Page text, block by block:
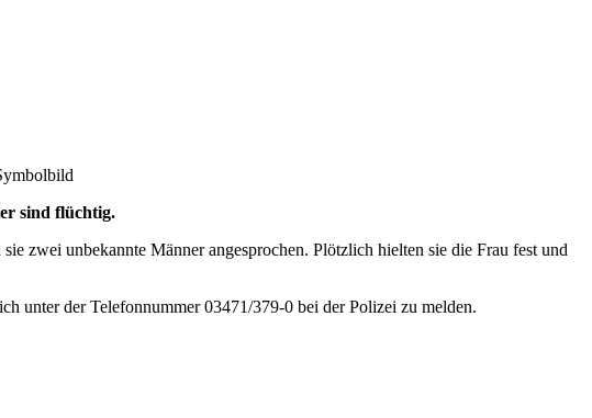
sind flüchtig.
zwei unbekannte Männer angesprochen. Plötzlich hielten sie die Frau fest und
unter der Telefonnummer 03471/379-0 bei der Polizei zu melden.